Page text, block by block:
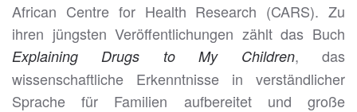
African Centre for Health Research (CARS). Zu
ihren jüngsten Veröffentlichungen zählt das Buch
Explaining Drugs to My Children, das
wissenschaftliche Erkenntnisse in verständlicher
Sprache für Familien aufbereitet und große